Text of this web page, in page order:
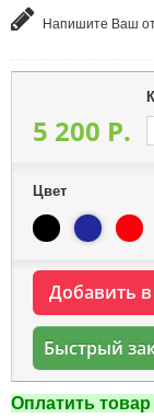
Напишите Ваш
5 200 P.
Цвет
Добавить
Быстрый
Оплатить